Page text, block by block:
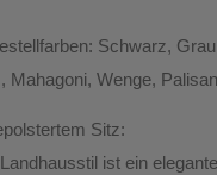
Schwarz,
Mahagoni, Wenge,
Sitz:
ist ein